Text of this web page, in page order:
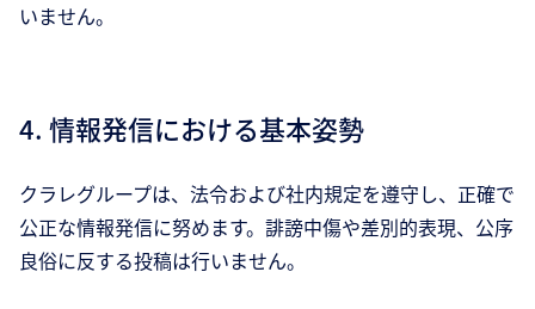
いません。
4. 情報発信における基本姿勢
クラレグループは、法令および社内規定を遵守し、正確で
公正な情報発信に努めます。誹謗中傷や差別的表現、公序
良俗に反する投稿は行いません。